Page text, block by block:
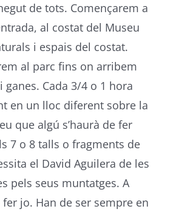
de tots. Començarem a
al costat del Museu
i espais del costat.
al parc fins on arribem
ganes. Cada 3/4 o 1 hora
en un lloc diferent sobre la
que algú s’haurà de fer
7 o 8 talls o fragments de
el David Aguilera de les
pels seus muntatges. A
jo. Han de ser sempre en